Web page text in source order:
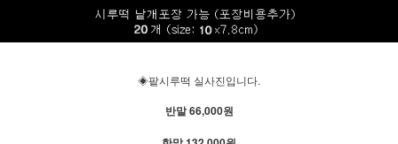
◈팥시루떡 실사진입니다.
반말 66,000원